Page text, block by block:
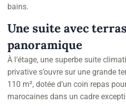
bains.
Une suite avec
panoramique
À l’étage, une superbe suite
privative s’ouvre sur une grande
110 m², dotée d’un coin repas
marocaines dans un cadre